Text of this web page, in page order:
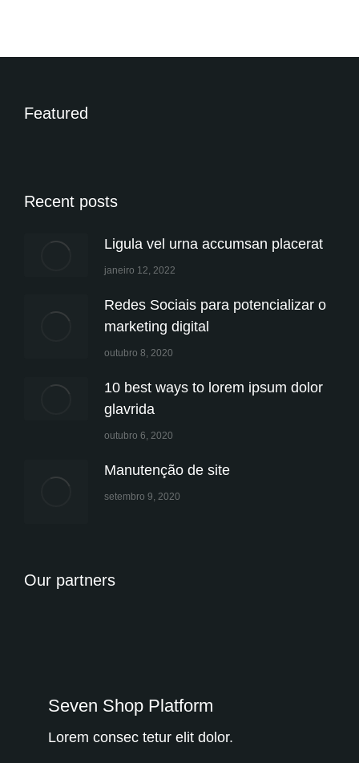
Featured
Recent posts
Ligula vel urna accumsan placerat
janeiro 12, 2022
Redes Sociais para potencializar o
marketing digital
outubro 8, 2020
10 best ways to lorem ipsum dolor
glavrida
outubro 6, 2020
Manutenção de site
setembro 9, 2020
Our partners
Seven Shop Platform
Lorem consec tetur elit dolor.